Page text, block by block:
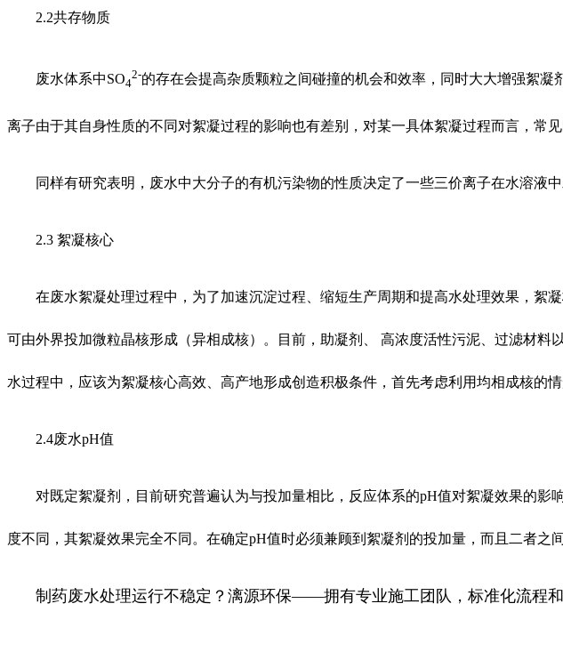
2.2共存物质
废水体系中SO4
2-的存在会提高杂质颗粒之间碰撞的机会和效率，同时大大增强絮
离子由于其自身性质的不同对絮凝过程的影响也有差别，对某一具体絮凝过程而言，常
同样有研究表明，废水中大分子的有机污染物的性质决定了一些三价离子在水溶液
2.3 絮凝核心
在废水絮凝处理过程中，为了加速沉淀过程、缩短生产周期和提高水处理效果，絮
可由外界投加微粒晶核形成（异相成核）。目前，助凝剂、 高浓度活性污泥、过滤材
水过程中，应该为絮凝核心高效、高产地形成创造积极条件，首先考虑利用均相成核的
2.4废水pH值
对既定絮凝剂，目前研究普遍认为与投加量相比，反应体系的pH值对絮凝效果的
度不同，其絮凝效果完全不同。在确定pH值时必须兼顾到絮凝剂的投加量，而且二者之
制药废水处理运行不稳定？漓源环保——拥有专业施工团队，标准化流程和